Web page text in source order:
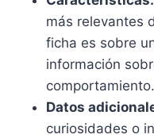
más relevantes
ficha es sobre
información
comportamiento.
Datos
curiosidades o